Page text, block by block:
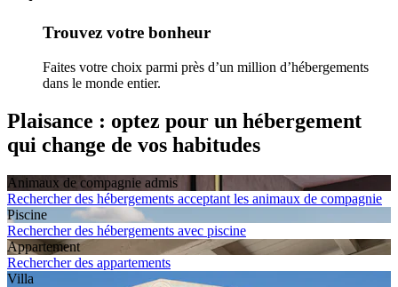
Trouvez votre bonheur
Faites votre choix parmi près d’un million d’hébergements
dans le monde entier.
Plaisance : optez pour un hébergement
qui change de vos habitudes
Animaux de compagnie admis
Rechercher des hébergements acceptant les animaux de compagnie
Piscine
Rechercher des hébergements avec piscine
Apparte­ment
Rechercher des appartements
Villa